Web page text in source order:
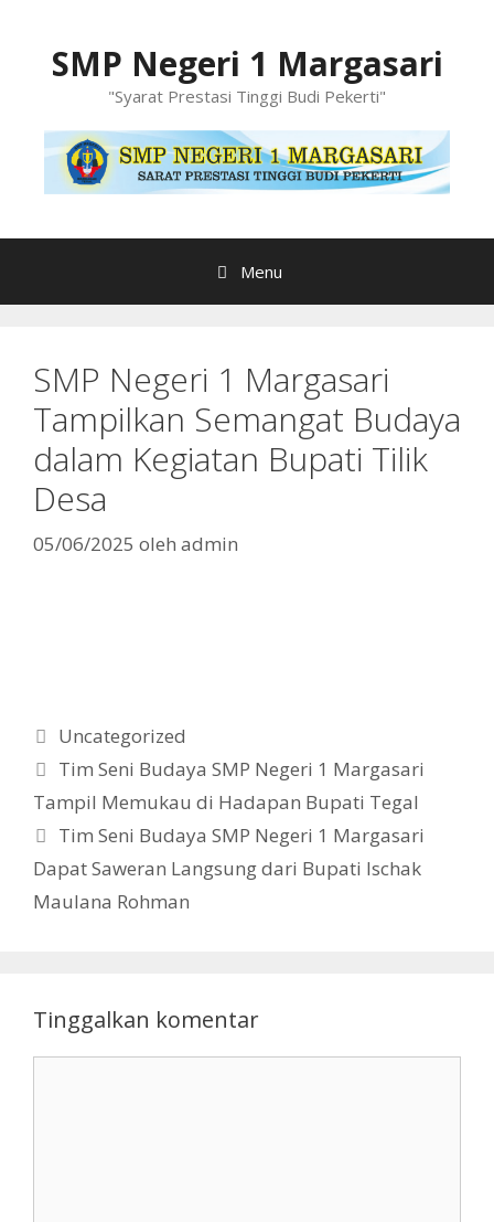
SMP Negeri 1 Margasari
"Syarat Prestasi Tinggi Budi Pekerti"
Menu
SMP Negeri 1 Margasari
Tampilkan Semangat Budaya
dalam Kegiatan Bupati Tilik
Desa
05/06/2025 oleh admin
Kategori
Uncategorized
Tim Seni Budaya SMP Negeri 1 Margasari
Tampil Memukau di Hadapan Bupati Tegal
Tim Seni Budaya SMP Negeri 1 Margasari
Dapat Saweran Langsung dari Bupati Ischak
Maulana Rohman
Tinggalkan komentar